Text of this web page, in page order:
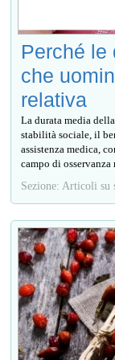
Perché le
che
relativa
La durata media
stabilità sociale, il
assistenza medica,
campo di osservanza
Sezione: Articoli su